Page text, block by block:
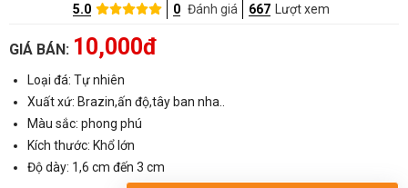
5.0 0 Đánh giá 667 Lượt xem
GIÁ BÁN: 10,000đ
Loại đá: Tự nhiên
Xuất xứ: Brazin,ấn độ,tây ban nha..
Màu sắc: phong phú
Kích thước: Khổ lớn
Độ dày: 1,6 cm đến 3 cm